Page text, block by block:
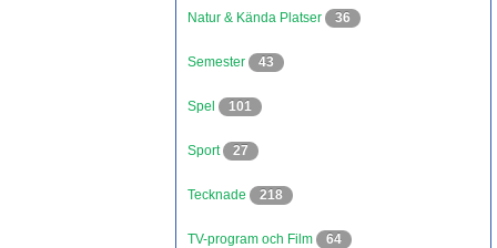
Natur & Kända Platser 36
Semester 43
Spel 101
Sport 27
Tecknade 218
TV-program och Film 64